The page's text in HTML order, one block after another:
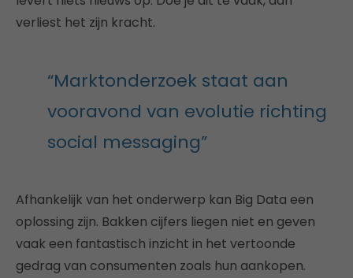
verliest het zijn kracht.
“Marktonderzoek staat aan
vooravond van evolutie richting
social messaging”
Afhankelijk van het onderwerp kan Big Data een
oplossing zijn. Bakken cijfers liegen niet en geven
vaak een fantastisch inzicht in het vertoonde
gedrag van consumenten zoals hun aankopen.